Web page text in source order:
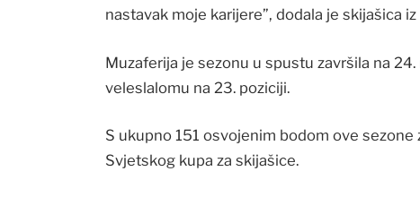
nastavak moje karijere”, dodala je skijašica
Muzaferija je sezonu u spustu završila na
veleslalomu na 23. poziciji.
S ukupno 151 osvojenim bodom ove
Svjetskog kupa za skijašice.